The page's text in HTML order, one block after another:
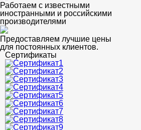
Работаем с известными
иностранными и российскими
производителями
Предоставляем лучшие цены
для постоянных клиентов.
Сертификаты